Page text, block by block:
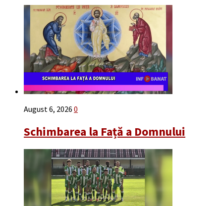
August 6, 2026 0
Schimbarea la Față a Domnului